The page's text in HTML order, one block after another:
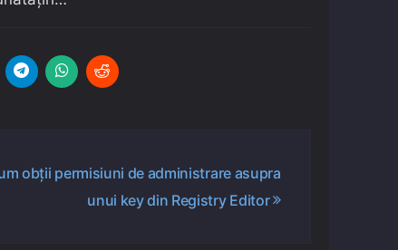
obții permisiuni de administrare asupra
unui key din Registry Editor